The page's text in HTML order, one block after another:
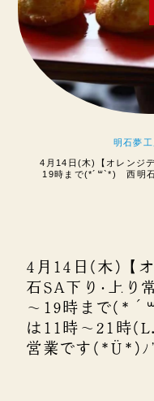
明石夢
4月14日(木)【オレンジ
19時まで(*´꒳`*) 西明
4月14日(木)【
石SA下り･上り
～19時まで
は11時～21時
営業です(*Ü*)ﾉ